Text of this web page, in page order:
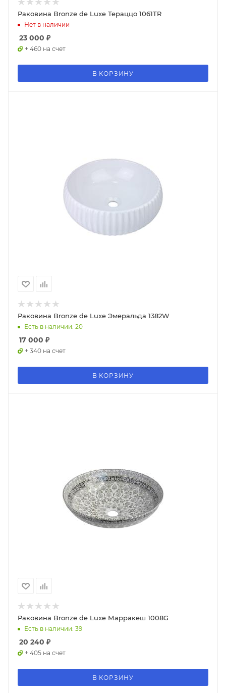
Раковина Bronze de Luxe Тераццо 1061TR
Нет в наличии
23 000 ₽
+ 460 на счет
В КОРЗИНУ
Раковина Bronze de Luxe Эмеральда 1382W
Есть в наличии: 20
17 000 ₽
+ 340 на счет
В КОРЗИНУ
Раковина Bronze de Luxe Марракеш 1008G
Есть в наличии: 39
20 240 ₽
+ 405 на счет
В КОРЗИНУ